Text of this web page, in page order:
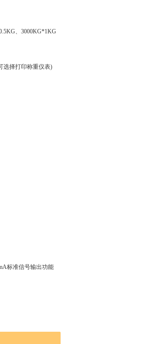
、3000KG*1KG
选择打印称重仪表)
标准信号输出功能